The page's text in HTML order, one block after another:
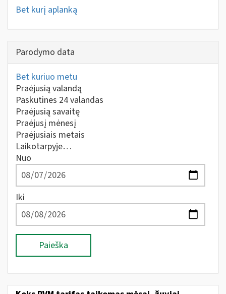
Bet kurį aplanką
Parodymo data
Bet kuriuo metu
Praėjusią valandą
Paskutines 24 valandas
Praėjusią savaitę
Praėjusį mėnesį
Praėjusiais metais
Laikotarpyje…
Nuo
Iki
Paieška